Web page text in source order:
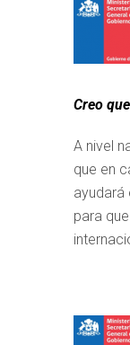
Creo
A nivel
que en
ayudará
para